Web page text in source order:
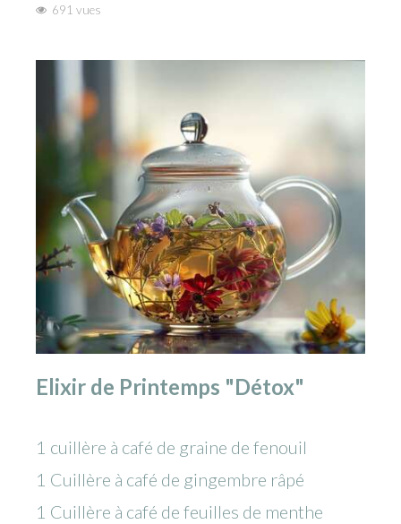
691 vues
Elixir de Printemps "Détox"
1 cuillère à café de graine de fenouil
1 Cuillère à café de gingembre râpé
1 Cuillère à café de feuilles de menthe